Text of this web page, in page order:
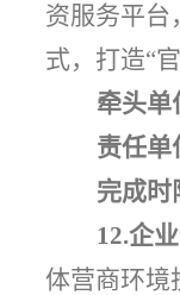
资服务平台
式， 打造“
牵头单
责任单
完成时
12.企
体营商环境